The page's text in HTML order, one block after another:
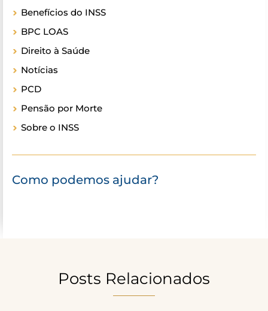
Benefícios do INSS
BPC LOAS
Direito à Saúde
Notícias
PCD
Pensão por Morte
Sobre o INSS
Como podemos ajudar?
Posts Relacionados